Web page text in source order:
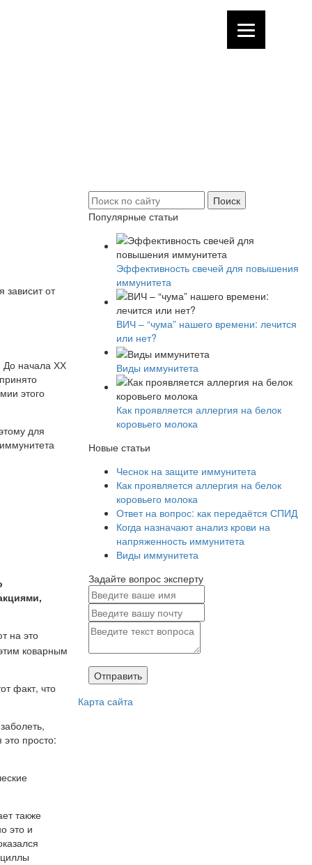
зависит от
До начала ХХ
этого
для
на это
коварным
факт, что
просто:
также
это и
Популярные статьи
Эффективность свечей для повышения
иммунитета
ВИЧ – “чума” нашего времени: лечится
или нет?
Виды иммунитета
Как проявляется аллергия на белок
коровьего молока
Новые статьи
Чеснок на защите иммунитета
Как проявляется аллергия на белок
коровьего молока
Ответ на вопрос: как передаётся СПИД
Когда назначают анализ крови на
напряженность иммунитета
Виды иммунитета
Задайте вопрос эксперту
Карта сайта